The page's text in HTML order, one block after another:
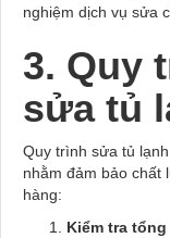
nghiệm dịch vụ sửa
3. Quy
sửa tủ
Quy trình sửa tủ
nhằm đảm bảo chất
hàng:
Kiểm tra